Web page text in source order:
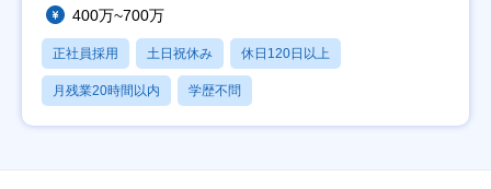
400万~700万
正社員採用 土日祝休み 休日120日以上
月残業20時間以内 学歴不問